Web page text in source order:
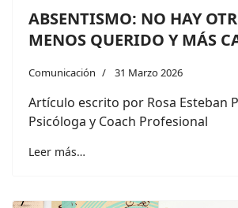
ABSENTISMO: NO HAY
MENOS QUERIDO Y MÁS
Comunicación 31 Marzo 2026
Artículo escrito por Rosa Esteban
Psicóloga y Coach Profesional
Leer más…